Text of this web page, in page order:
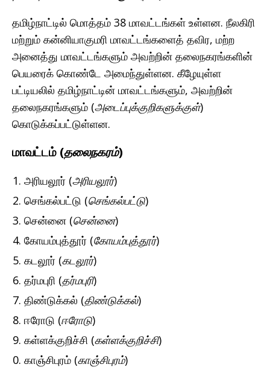
தமிழ்நாட்டில் மொத்தம் 38 மாவட்டங்கள் உள்ளன. நீலகிரி
மற்றும் கன்னியாகுமரி மாவட்டங்களைத் தவிர, மற்ற
அனைத்து மாவட்டங்களும் அவற்றின் தலைநகரங்களின்
பெயரைக் கொண்டே அமைந்துள்ளன. கீழேயுள்ள
பட்டியலில் தமிழ்நாட்டின் மாவட்டங்களும், அவற்றின்
தலைநகரங்களும் (அடைப்புக்குறிகளுக்குள்)
கொடுக்கப்பட்டுள்ளன.
மாவட்டம் (தலைநகரம்)
அரியலூர் (அரியலூர்)
செங்கல்பட்டு (செங்கல்பட்டு)
சென்னை (சென்னை)
கோயம்புத்தூர் (கோயம்புத்தூர்)
கடலூர் (கடலூர்)
தர்மபுரி (தர்மபுரி)
திண்டுக்கல் (திண்டுக்கல்)
ஈரோடு (ஈரோடு)
கள்ளக்குறிச்சி (கள்ளக்குறிச்சி)
காஞ்சிபுரம் (காஞ்சிபுரம்)